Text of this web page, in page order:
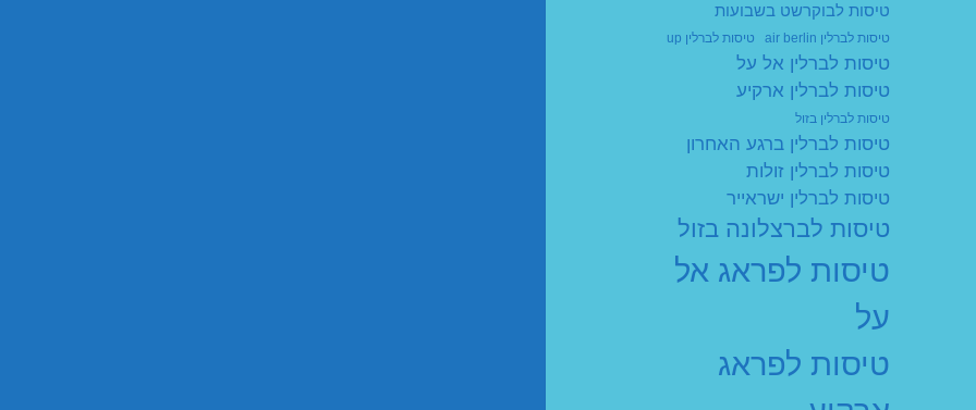
טיסות לבוקרשט בשבועות
טיסות לברלין air berlin טיסות לברלין up
טיסות לברלין אל על
טיסות לברלין ארקיע
טיסות לברלין בזול
טיסות לברלין ברגע האחרון
טיסות לברלין זולות
טיסות לברלין ישראייר
טיסות לברצלונה בזול
טיסות לפראג אל
על
טיסות לפראג